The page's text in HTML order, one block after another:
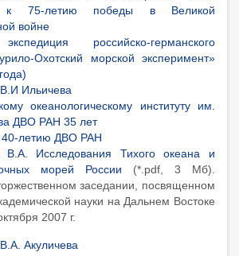
к 75-летию победы в Великой
войне
российско-германского
Охотский морской эксперимент»
Ильичева
океанологическому институту им.
ДВО РАН 35 лет
40-летию ДВО РАН
В.А. Исследования Тихого океана и
морей России (*.pdf, 3 Мб).
заседании, посвященном
науки на Дальнем Востоке
2007 г.
Акуличева